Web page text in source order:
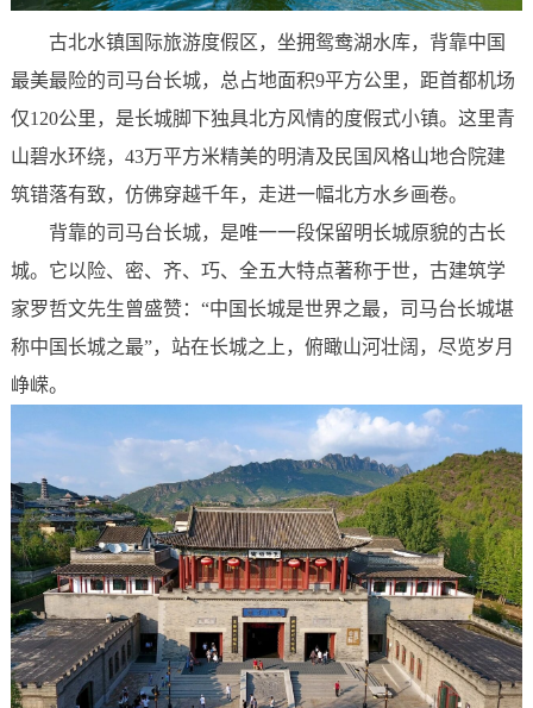
古北水镇国际旅游度假区，坐拥鸳鸯湖水库，背靠中国
最美最险的司马台长城，总占地面积9平方公里，距首都机场
仅120公里，是长城脚下独具北方风情的度假式小镇。这里青
山碧水环绕，43万平方米精美的明清及民国风格山地合院建
筑错落有致，仿佛穿越千年，走进一幅北方水乡画卷。
背靠的司马台长城，是唯一一段保留明长城原貌的古长
城。它以险、密、齐、巧、全五大特点著称于世，古建筑学
家罗哲文先生曾盛赞：“中国长城是世界之最，司马台长城堪
称中国长城之最”，站在长城之上，俯瞰山河壮阔，尽览岁月
峥嵘。